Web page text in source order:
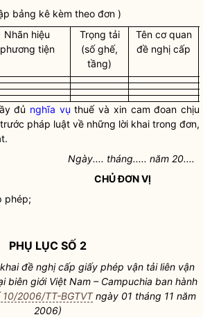
bảng kê kèm theo đơn )
Nhãn hiệu
phương tiện
Trọng tải
(số ghế,
tầng)
Tên cơ quan
đề nghị cấp
đủ nghĩa vụ thuế và xin cam đoan chịu
pháp luật về những lời khai trong đơn,
phép;
Ngày.... tháng..... năm 20....
CHỦ ĐƠN VỊ
PHỤ LỤC SỐ 2
đề nghị cấp giấy phép vận tải liên vận
biên giới Việt Nam – Campuchia ban hành
2006/TT-BGTVTngày 01 tháng 11 năm
2006)